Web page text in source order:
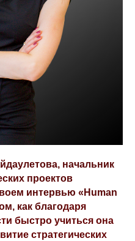
начальник
проектов
интервью «Human
как благодаря
быстро учиться она
стратегических